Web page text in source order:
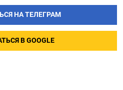
НА ТЕЛЕГРАМ
В GOOGLE